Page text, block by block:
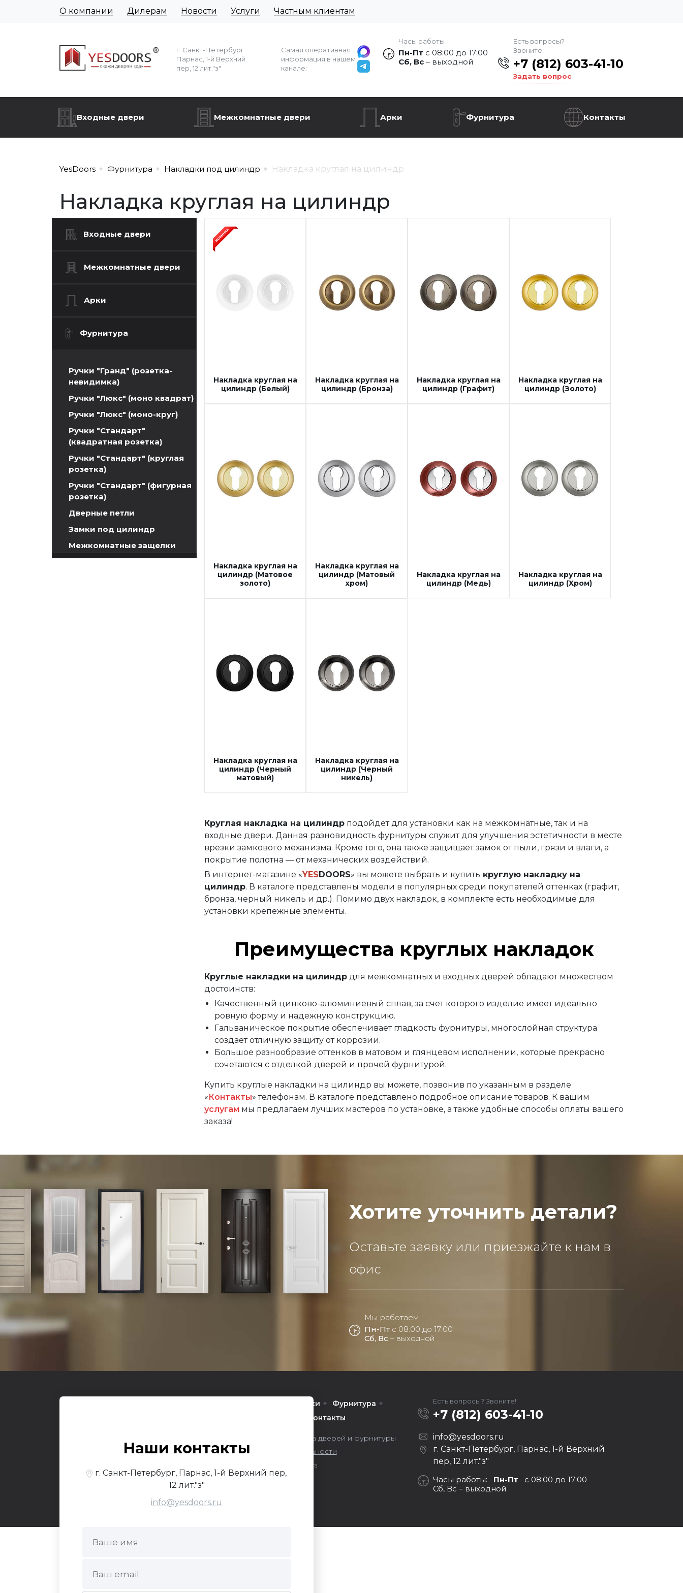
О компании Дилерам Новости Услуги Частным клиентам
г. Санкт-Петербург
Парнас, 1-й Верхний
пер, 12 лит."з"
Самая оперативная
информация в нашем
канале:
Часы работы
Пн-Пт с 08:00 до 17:00
Сб, Вс – выходной
Есть вопросы?
Звоните!
+7 (812) 603-41-10
Задать вопрос
Входные двери Межкомнатные двери Арки Фурнитура Контакты
YesDoors Фурнитура Накладки под цилиндр Накладка круглая на цилиндр
Накладка круглая на цилиндр
Входные двери
Межкомнатные двери
Арки
Фурнитура
Ручки "Гранд" (розетка-
невидимка)
Ручки "Люкс" (моно квадрат)
Ручки "Люкс" (моно-круг)
Ручки "Стандарт"
(квадратная розетка)
Ручки "Стандарт" (круглая
розетка)
Ручки "Стандарт" (фигурная
розетка)
Дверные петли
Замки под цилиндр
Межкомнатные защелки
Сантехнические замки и
Накладка круглая на
цилиндр (Белый)
Накладка круглая на
цилиндр (Бронза)
Накладка круглая на
цилиндр (Графит)
Накладка круглая на
цилиндр (Золото)
Накладка круглая на
цилиндр (Матовое
золото)
Накладка круглая на
цилиндр (Матовый
хром)
Накладка круглая на
цилиндр (Медь)
Накладка круглая на
цилиндр (Хром)
Накладка круглая на
цилиндр (Черный
матовый)
Накладка круглая на
цилиндр (Черный
никель)
Круглая накладка на цилиндр подойдет для установки как на межкомнатные, так и на
входные двери. Данная разновидность фурнитуры служит для улучшения эстетичности в месте
врезки замкового механизма. Кроме того, она также защищает замок от пыли, грязи и влаги, а
покрытие полотна — от механических воздействий.
В интернет-магазине «YESDOORS» вы можете выбрать и купить круглую накладку на
цилиндр. В каталоге представлены модели в популярных среди покупателей оттенках (графит,
бронза, черный никель и др.). Помимо двух накладок, в комплекте есть необходимые для
установки крепежные элементы.
Преимущества круглых накладок
Круглые накладки на цилиндр для межкомнатных и входных дверей обладают множеством
достоинств:
Качественный цинково-алюминиевый сплав, за счет которого изделие имеет идеально
ровную форму и надежную конструкцию.
Гальваническое покрытие обеспечивает гладкость фурнитуры, многослойная структура
создает отличную защиту от коррозии.
Большое разнообразие оттенков в матовом и глянцевом исполнении, которые прекрасно
сочетаются с отделкой дверей и прочей фурнитурой.
Купить круглые накладки на цилиндр вы можете, позвонив по указанным в разделе
«Контакты» телефонам. В каталоге представлено подробное описание товаров. К вашим
услугам мы предлагаем лучших мастеров по установке, а также удобные способы оплаты вашего
заказа!
Хотите уточнить детали?
Оставьте заявку или приезжайте к нам в
офис
Мы работаем:
Пн-Пт с 08:00 до 17:00
Сб, Вс – выходной
Наши контакты
г. Санкт-Петербург, Парнас, 1-й Верхний пер,
12 лит."з"
info@yesdoors.ru
Арки
Фурнитура
Контакты
Yesdoors — оптовая продажа дверей и фурнитуры
Политика конфиденциальности
Продвижение сайта
Darvin Studio
Есть вопросы? Звоните!
+7 (812) 603-41-10
info@yesdoors.ru
г. Санкт-Петербург, Парнас, 1-й Верхний
пер, 12 лит."з"
Часы работы: Пн-Пт с 08:00 до 17:00
Сб, Вс – выходной